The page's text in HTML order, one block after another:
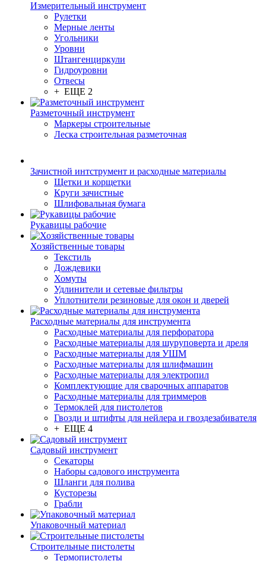
Измерительный инструмент
Рулетки
Мерные ленты
Угольники
Уровни
Штангенциркули
Гидроуровни
Отвесы
+ ЕЩЕ 2
Разметочный инструмент
Маркеры строительные
Леска строительная разметочная
Зачистной интструмент и расходные материалы
Щетки и корщетки
Круги зачистные
Шлифовальная бумага
Рукавицы рабочие
Хозяйственные товары
Текстиль
Дождевики
Хомуты
Удлинители и сетевые фильтры
Уплотнители резиновые для окон и дверей
Расходные материалы для инструмента
Расходные материалы для перфоратора
Расходные материалы для шуруповерта и дреля
Расходные материалы для УШМ
Расходные материалы для шлифмашин
Расходные материалы для электропил
Комплектующие для сварочных аппаратов
Расходные материалы для триммеров
Термоклей для пистолетов
Гвозди и штифты для нейлера и гвоздезабивателя
+ ЕЩЕ 4
Садовый инструмент
Секаторы
Наборы садового инструмента
Шланги для полива
Кусторезы
Грабли
Упаковочный материал
Строительные пистолеты
Термопистолеты